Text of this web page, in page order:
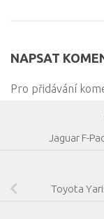
NAPSAT
Pro přidávání
Jaguar F-
Toyota